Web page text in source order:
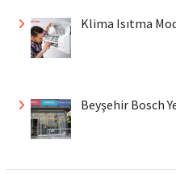
Klima Isıtma
Beyşehir Bosch